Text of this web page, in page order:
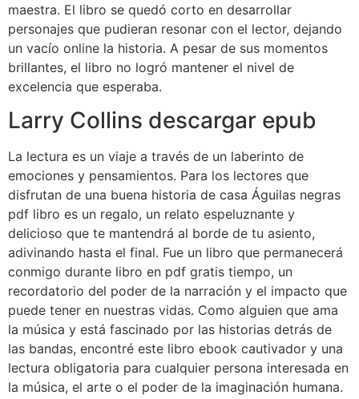
maestra. El libro se quedó corto en desarrollar
personajes que pudieran resonar con el lector, dejando
un vacío online la historia. A pesar de sus momentos
brillantes, el libro no logró mantener el nivel de
excelencia que esperaba.
Larry Collins descargar epub
La lectura es un viaje a través de un laberinto de
emociones y pensamientos. Para los lectores que
disfrutan de una buena historia de casa Águilas negras
pdf libro es un regalo, un relato espeluznante y
delicioso que te mantendrá al borde de tu asiento,
adivinando hasta el final. Fue un libro que permanecerá
conmigo durante libro en pdf gratis tiempo, un
recordatorio del poder de la narración y el impacto que
puede tener en nuestras vidas. Como alguien que ama
la música y está fascinado por las historias detrás de
las bandas, encontré este libro ebook cautivador y una
lectura obligatoria para cualquier persona interesada en
la música, el arte o el poder de la imaginación humana.